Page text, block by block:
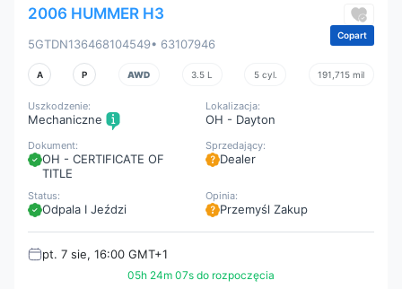
2006 HUMMER H3
5GTDN136468104549• 63107946
Copart
A P AWD 3.5 L 5 cyl. 191,715 mil
Uszkodzenie:
Mechaniczne
Sprzedający:
Dealer
Dokument:
OH - CERTIFICATE OF
TITLE
Lokalizacja:
OH - Dayton
Status:
Odpala I Jeździ
Opinia:
Przemyśl Zakup
pt. 7 sie, 16:00 GMT+1
05h 24m 05s do rozpoczęcia